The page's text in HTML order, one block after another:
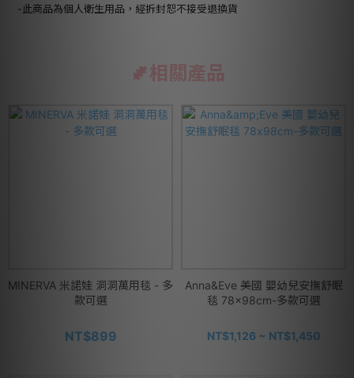
-此商品為個人衛生用品，經拆封恕不接受退換貨
相關產品
MINERVA 米諾娃 洞洞萬用毯 - 多
款可選
NT$899
Anna&Eve 美國 嬰幼兒安撫舒眠
毯 78x98cm-多款可選
NT$1,126 ~ NT$1,450